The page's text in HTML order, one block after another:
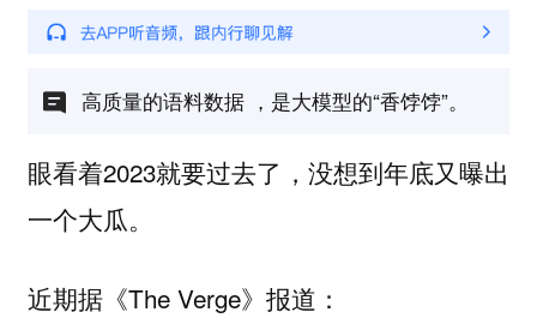
高质量的语料数据 ，是大模型的“香饽饽”。
眼看着2023就要过去了，没想到年底又曝出
一个大瓜。
近期据《The Verge》报道：